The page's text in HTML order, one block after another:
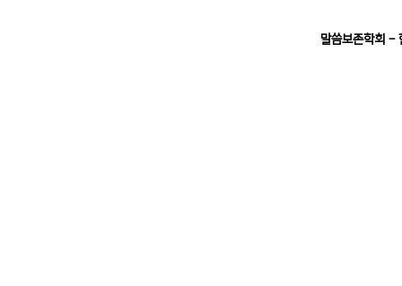
말씀보존학회 -